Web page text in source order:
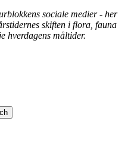
sociale medier - her
skiften i flora, fauna
hverdagens måltider.